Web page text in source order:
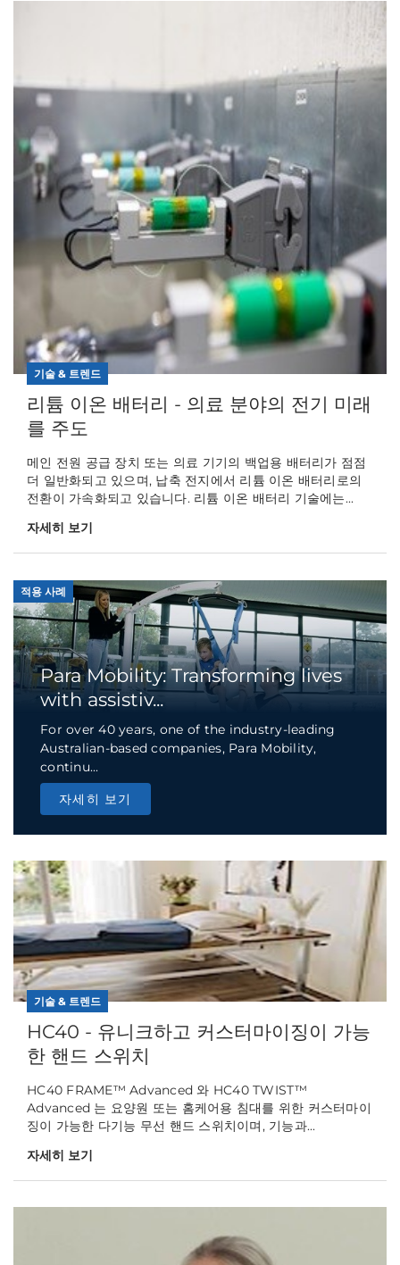
기술 & 트렌드
리튬 이온 배터리 - 의료 분야의 전기 미래
를 주도
메인 전원 공급 장치 또는 의료 기기의 백업용 배터리가 점점
더 일반화되고 있으며, 납축 전지에서 리튬 이온 배터리로의
전환이 가속화되고 있습니다. 리튬 이온 배터리 기술에는...
자세히 보기
적용 사례
Para Mobility: Transforming lives
with assistiv...
For over 40 years, one of the industry-leading
Australian-based companies, Para Mobility,
continu...
자세히 보기
기술 & 트렌드
HC40 - 유니크하고 커스터마이징이 가능
한 핸드 스위치
HC40 FRAME™ Advanced 와 HC40 TWIST™
Advanced 는 요양원 또는 홈케어용 침대를 위한 커스터마이
징이 가능한 다기능 무선 핸드 스위치이며, 기능과...
자세히 보기